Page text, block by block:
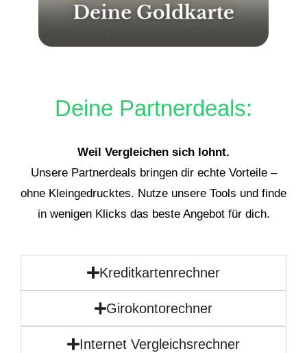
Deine Partnerdeals:
Weil Vergleichen sich lohnt.
Unsere Partnerdeals bringen dir echte Vorteile –
ohne Kleingedrucktes. Nutze unsere Tools und finde
in wenigen Klicks das beste Angebot für dich.
Kreditkartenrechner
Girokontorechner
Internet Vergleichsrechner